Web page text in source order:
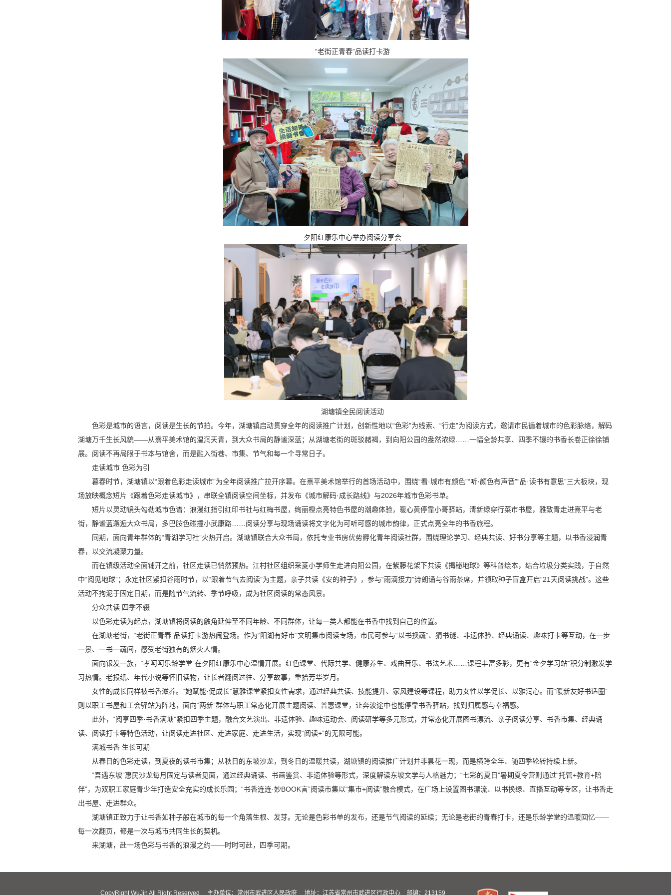
“老街正青春”品读打卡游
夕阳红康乐中心举办阅读分享会
湖塘镇全民阅读活动
色彩是城市的语言，阅读是生长的节拍。今年，湖塘镇启动贯穿全年的阅读推广计划，创新性地以“色彩”为线索、“行走”为阅读方式，邀请市民循着城市的色彩脉络，解码
湖塘万千生长风貌——从熹平美术馆的温润天青，到大众书局的静谧深蓝；从湖塘老街的斑驳赭褐，到向阳公园的盎然浓绿……一幅全龄共享、四季不辍的书香长卷正徐徐铺
展。阅读不再局限于书本与馆舍，而是融入街巷、市集、节气和每一个寻常日子。
走读城市 色彩为引
暮春时节，湖塘镇以“跟着色彩走读城市”为全年阅读推广拉开序幕。在熹平美术馆举行的首场活动中，围绕“看·城市有颜色”“听·颜色有声音”“品·读书有意思”三大板块，现
场放映概念短片《跟着色彩走读城市》，串联全镇阅读空间坐标，并发布《城市解码·成长路线》与2026年城市色彩书单。
短片以灵动镜头勾勒城市色谱：浪漫红指引红印书社与红梅书屋，绚丽橙点亮特色书屋的潮趣体验，暖心黄停靠小哥驿站，清新绿穿行菜市书屋，雅致青走进熹平与老
街，静谧蓝邂逅大众书局，多巴胺色碰撞小武康路……阅读分享与现场诵读将文字化为可听可感的城市韵律，正式点亮全年的书香旅程。
同期，面向青年群体的“青湖学习社”火热开启。湖塘镇联合大众书局，依托专业书房优势孵化青年阅读社群，围绕理论学习、经典共读、好书分享等主题，以书香浸润青
春，以交流凝聚力量。
而在镇级活动全面铺开之前，社区走读已悄然预热。江村社区组织采菱小学师生走进向阳公园，在紫藤花架下共读《揭秘地球》等科普绘本，结合垃圾分类实践，于自然
中“阅见地球”；永定社区紧扣谷雨时节，以“跟着节气去阅读”为主题，亲子共读《安的种子》，参与“雨滴接力”诗朗诵与谷雨茶席，并领取种子盲盒开启“21天阅读挑战”。这些
活动不拘泥于固定日期，而是随节气流转、季节呼吸，成为社区阅读的常态风景。
分众共读 四季不辍
以色彩走读为起点，湖塘镇将阅读的触角延伸至不同年龄、不同群体，让每一类人都能在书香中找到自己的位置。
在湖塘老街，“老街正青春”品读打卡游热闹登场。作为“阳湖有好市”文明集市阅读专场，市民可参与“以书换蔬”、猜书谜、非遗体验、经典诵读、趣味打卡等互动，在一步
一景、一书一蔬间，感受老街独有的烟火人情。
面向银发一族，“孝呵呵乐龄学堂”在夕阳红康乐中心温情开展。红色课堂、代际共学、健康养生、戏曲音乐、书法艺术……课程丰富多彩，更有“金夕学习站”积分制激发学
习热情。老报纸、年代小说等怀旧读物，让长者翻阅过往、分享故事，重拾芳华岁月。
女性的成长同样被书香滋养。“她赋能·促成长”慧雅课堂紧扣女性需求，通过经典共读、技能提升、家风建设等课程，助力女性以学促长、以雅润心。而“暖新友好书适圈”
则以职工书屋和工会驿站为阵地，面向“两新”群体与职工常态化开展主题阅读、普惠课堂，让奔波途中也能停靠书香驿站，找到归属感与幸福感。
此外，“阅享四季·书香满塘”紧扣四季主题，融合文艺演出、非遗体验、趣味运动会、阅读研学等多元形式，并常态化开展图书漂流、亲子阅读分享、书香市集、经典诵
读、阅读打卡等特色活动，让阅读走进社区、走进家庭、走进生活，实现“阅读+”的无限可能。
满城书香 生长可期
从春日的色彩走读，到夏夜的读书市集；从秋日的东坡沙龙，到冬日的温暖共读，湖塘镇的阅读推广计划并非昙花一现，而是横跨全年、随四季轮转持续上新。
“吾遇东坡”惠民沙龙每月固定与读者见面，通过经典诵读、书画鉴赏、非遗体验等形式，深度解读东坡文学与人格魅力；“七彩的夏日”暑期夏令营则通过“托管+教育+陪
伴”，为双职工家庭青少年打造安全充实的成长乐园；“书香连连·妙BOOK言”阅读市集以“集市+阅读”融合模式，在广场上设置图书漂流、以书换绿、直播互动等专区，让书香走
出书屋、走进群众。
湖塘镇正致力于让书香如种子般在城市的每一个角落生根、发芽。无论是色彩书单的发布，还是节气阅读的延续；无论是老街的青春打卡，还是乐龄学堂的温暖回忆——
每一次翻页，都是一次与城市共同生长的契机。
来湖塘，赴一场色彩与书香的浪漫之约——时时可赴，四季可期。
CopyRight WuJin All Right Reserved 主办单位：常州市武进区人民政府 地址：江苏省常州市武进区行政中心 邮编：213159